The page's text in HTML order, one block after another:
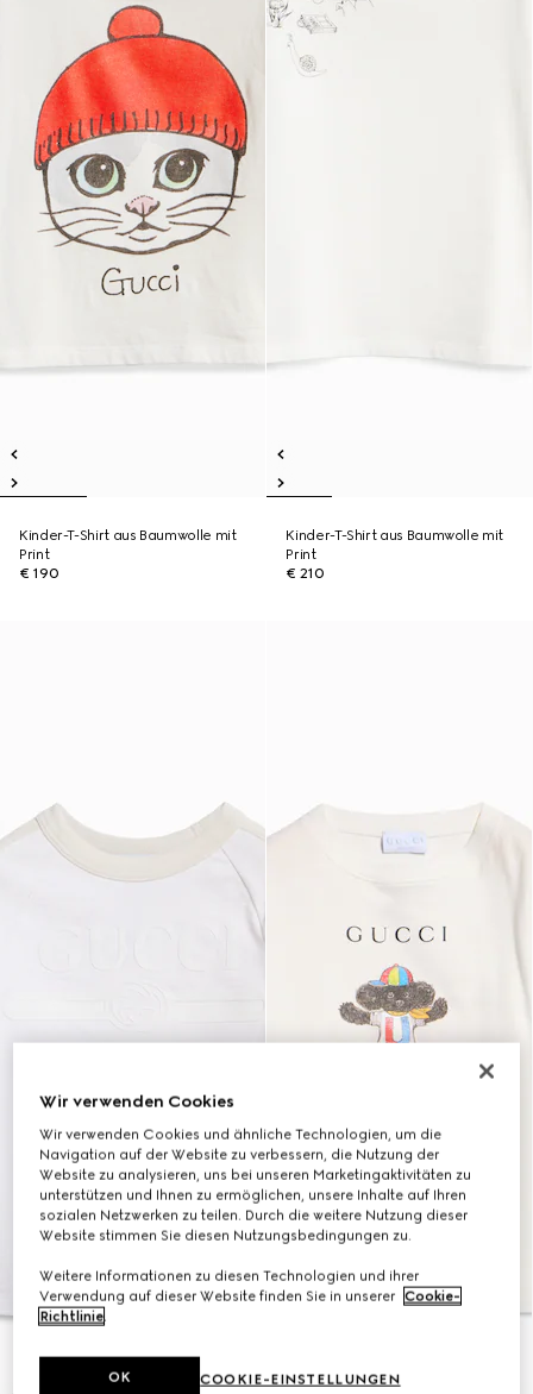
Kinder-T-Shirt aus Baumwolle mit
Print
€ 190
Kinder-T-Shirt aus Baumwolle mit
Print
€ 210
Wir verwenden Cookies
Wir verwenden Cookies und ähnliche Technologien, um die
Navigation auf der Website zu verbessern, die Nutzung der
Website zu analysieren, uns bei unseren Marketingaktivitäten zu
unterstützen und Ihnen zu ermöglichen, unsere Inhalte auf Ihren
sozialen Netzwerken zu teilen. Durch die weitere Nutzung dieser
Website stimmen Sie diesen Nutzungsbedingungen zu.
Weitere Informationen zu diesen Technologien und ihrer
Verwendung auf dieser Website finden Sie in unserer Cookie-
Richtlinie.
COOKIE-EINSTELLUNGEN
OK